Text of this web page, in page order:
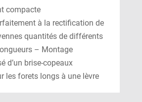
compacte
à la rectification de
quantités de différents
– Montage
d’un brise-copeaux
les forets longs à une lèvre